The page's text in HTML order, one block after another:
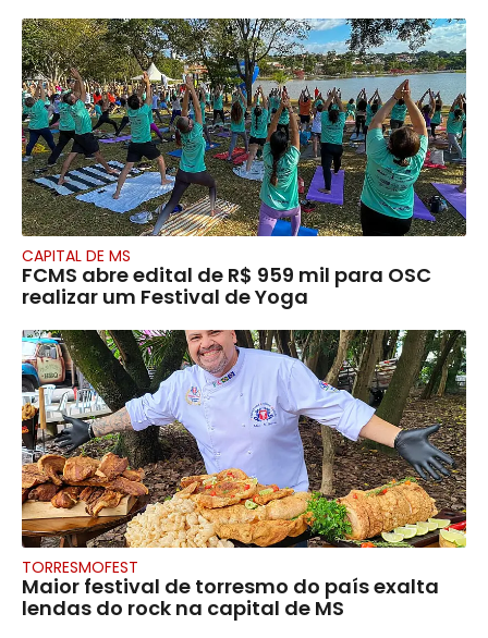
CAPITAL DE MS
FCMS abre edital de R$ 959 mil para OSC
realizar um Festival de Yoga
TORRESMOFEST
Maior festival de torresmo do país exalta
lendas do rock na capital de MS